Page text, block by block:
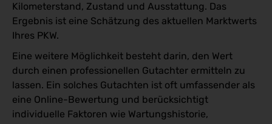
Kilometerstand, Zustand und Ausstattung. Das
Ergebnis ist eine Schätzung des aktuellen Marktwerts
Ihres PKW.
Eine weitere Möglichkeit besteht darin, den Wert
durch einen professionellen Gutachter ermitteln zu
lassen. Ein solches Gutachten ist oft umfassender als
eine Online-Bewertung und berücksichtigt
individuelle Faktoren wie Wartungshistorie,